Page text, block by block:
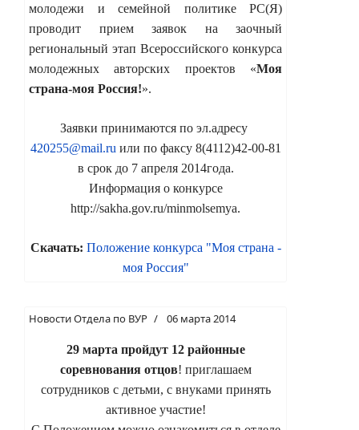
молодежи и семейной политике РС(Я)
проводит прием заявок на заочный
региональный этап Всероссийского конкурса
молодежных авторских проектов «Моя
страна-моя Россия!».
Заявки принимаются по эл.адресу
420255@mail.ru или по факсу 8(4112)42-00-81
в срок до 7 апреля 2014года.
Информация о конкурсе
http://sakha.gov.ru/minmolsemya.
Скачать: Положение конкурса "Моя страна -
моя Россия"
Новости Отдела по ВУР 06 марта 2014
29 марта пройдут 12 районные
соревнования отцов! приглашаем
сотрудников с детьми, с внуками принять
активное участие!